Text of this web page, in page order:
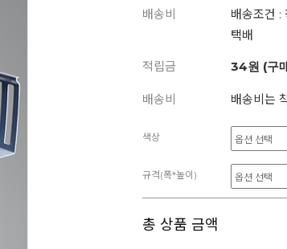
배송비
배송조건 :
택배
적립금 34원 (구
배송비 배송비는
색상
규격(폭*높이)
총 상품 금액